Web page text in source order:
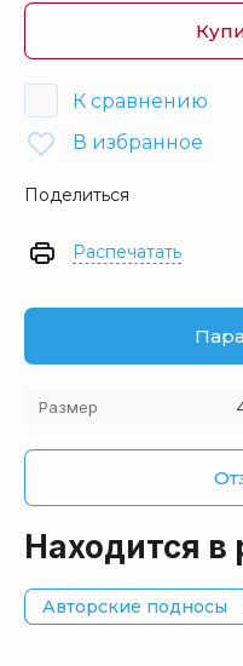
К сравнению
В избранное
Поделиться
Распечатать
Размер
Находится в
Авторские подносы